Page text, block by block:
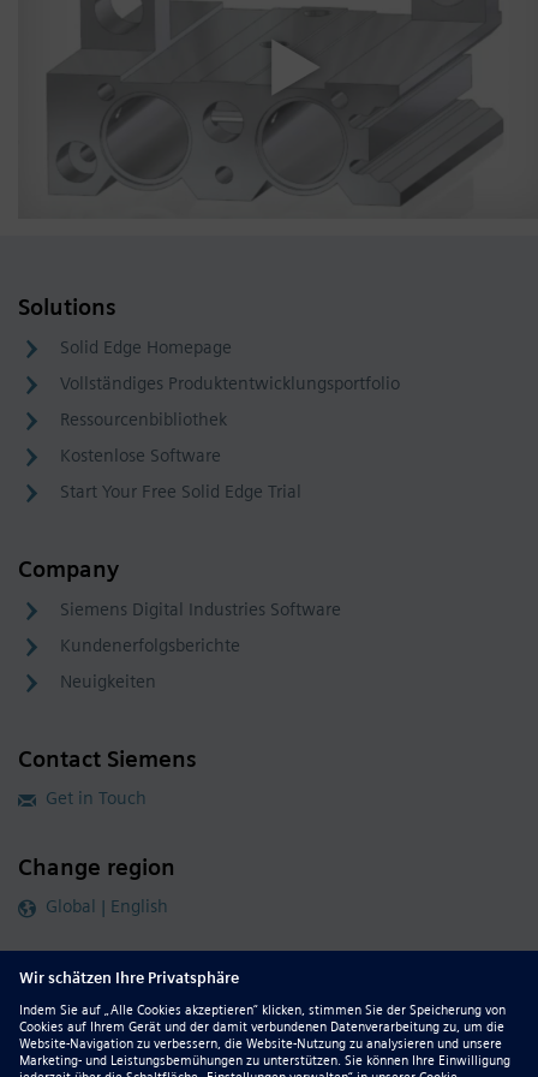
Solutions
Solid Edge Homepage
Vollständiges Produktentwicklungsportfolio
Ressourcenbibliothek
Kostenlose Software
Start Your Free Solid Edge Trial
Company
Siemens Digital Industries Software
Kundenerfolgsberichte
Neuigkeiten
Contact Siemens
Get in Touch
Change region
Global | English
Follow our global channels